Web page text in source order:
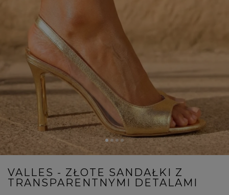
VALLES - ZŁOTE SANDAŁKI Z
TRANSPARENTNYMI DETALAMI